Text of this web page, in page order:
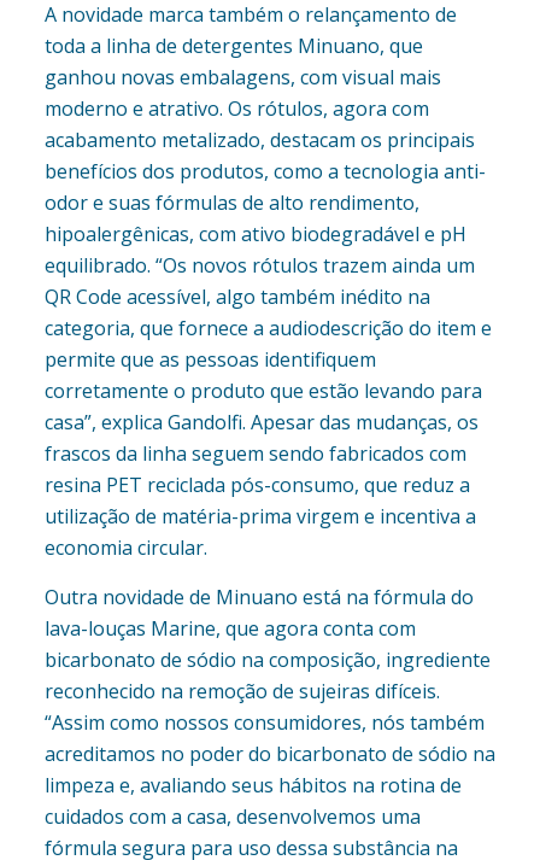
A novidade marca também o relançamento de
toda a linha de detergentes Minuano, que
ganhou novas embalagens, com visual mais
moderno e atrativo. Os rótulos, agora com
acabamento metalizado, destacam os principais
benefícios dos produtos, como a tecnologia anti-
odor e suas fórmulas de alto rendimento,
hipoalergênicas, com ativo biodegradável e pH
equilibrado. “Os novos rótulos trazem ainda um
QR Code acessível, algo também inédito na
categoria, que fornece a audiodescrição do item e
permite que as pessoas identifiquem
corretamente o produto que estão levando para
casa”, explica Gandolfi. Apesar das mudanças, os
frascos da linha seguem sendo fabricados com
resina PET reciclada pós-consumo, que reduz a
utilização de matéria-prima virgem e incentiva a
economia circular.
Outra novidade de Minuano está na fórmula do
lava-louças Marine, que agora conta com
bicarbonato de sódio na composição, ingrediente
reconhecido na remoção de sujeiras difíceis.
“Assim como nossos consumidores, nós também
acreditamos no poder do bicarbonato de sódio na
limpeza e, avaliando seus hábitos na rotina de
cuidados com a casa, desenvolvemos uma
fórmula segura para uso dessa substância na